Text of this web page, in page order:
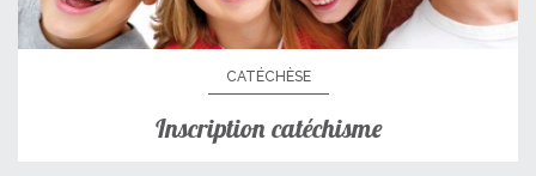
CATÉCHÈSE
Inscription catéchisme